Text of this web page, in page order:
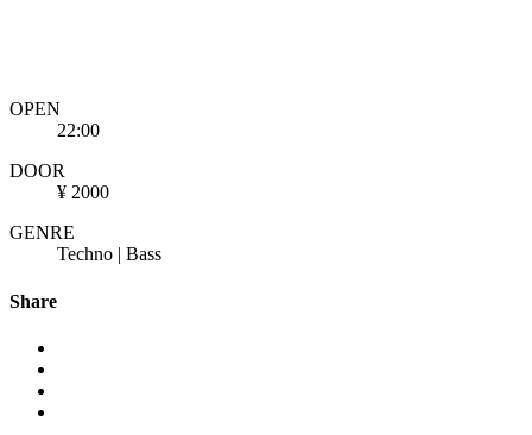
OPEN
22:00
DOOR
¥ 2000
GENRE
Techno | Bass
Share